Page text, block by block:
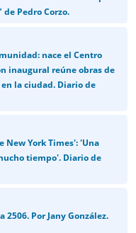
Pedro Corzo.
nace el Centro
inaugural reúne obras de
la ciudad. Diario de
New York Times': 'Una
tiempo'. Diario de
Por Jany González.